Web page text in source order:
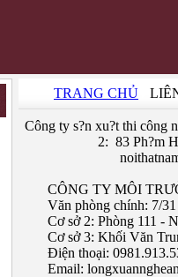
TRANG CHỦ
Công ty s?n xu?t thi công
2: 83 Ph?m
CÔNG TY MÔI
Văn phòng chính: 7/
Cơ sở 2: Phòng 111 -
Cơ sở 3: Khối Văn
Điện thoại:
Email: